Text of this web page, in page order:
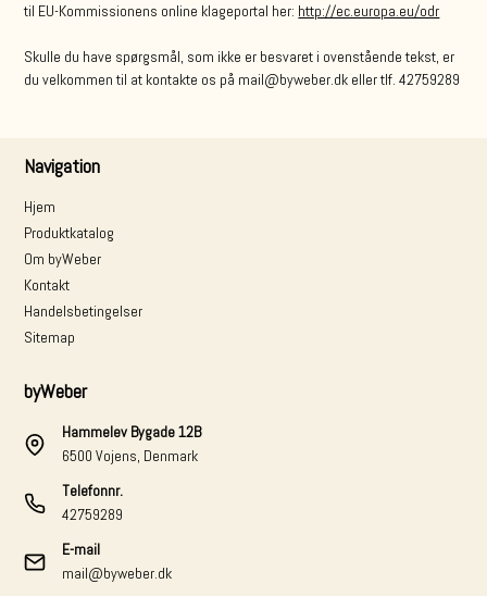
til EU-Kommissionens online klageportal her: http://ec.europa.eu/odr
Skulle du have spørgsmål, som ikke er besvaret i ovenstående tekst, er
du velkommen til at kontakte os på mail@byweber.dk eller tlf. 42759289
Navigation
Hjem
Produktkatalog
Om byWeber
Kontakt
Handelsbetingelser
Sitemap
byWeber
Hammelev Bygade 12B
6500 Vojens, Denmark
Telefonnr.
42759289
E-mail
mail@byweber.dk